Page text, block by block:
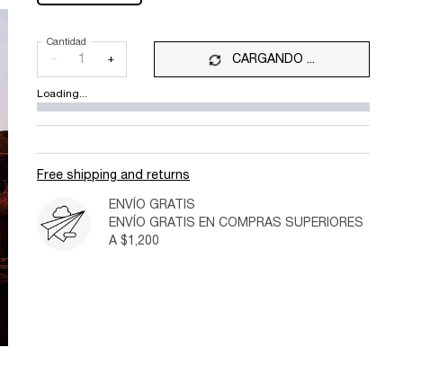
−
Cantidad
+ CARGANDO ...
Loading...
Free shipping and returns
ENVÍO GRATIS
ENVÍO GRATIS EN COMPRAS SUPERIORES
A $1,200